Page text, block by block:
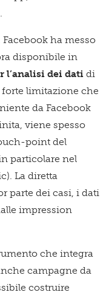
ha messo
disponibile in
l’analisi dei dati di
limitazione che
da Facebook
viene spesso
point del
particolare nel
La diretta
parte dei casi, i dati
impression
che integra
campagne da
costruire